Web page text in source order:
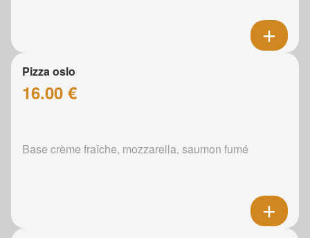
Pizza oslo
16.00 €
Base crème fraîche, mozzarella, saumon fumé